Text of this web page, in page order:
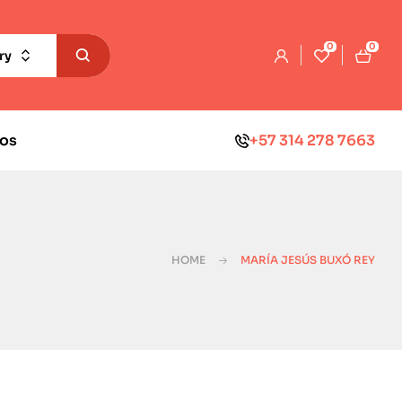
0 0
+57 314 278 7663
HOME MARÍA JESÚS BUXÓ REY